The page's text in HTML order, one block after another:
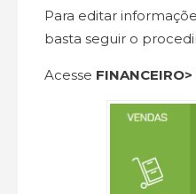
Para editar
basta seguir o
Acesse